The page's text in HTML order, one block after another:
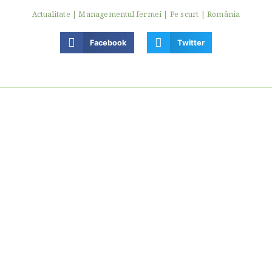
Actualitate |Managementul fermei | Pe scurt |România
Facebook Twitter